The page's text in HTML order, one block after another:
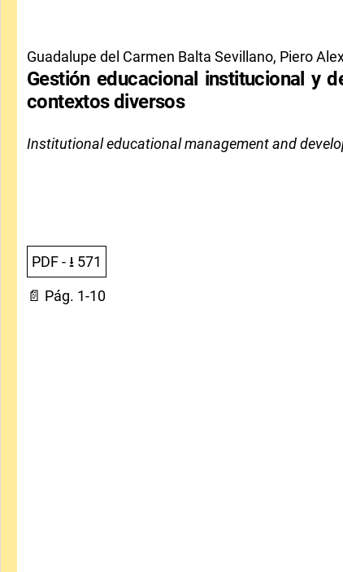
Guadalupe del Carmen Balta Sevillano, Piero
Gestión educacional institucional y
contextos diversos
Institutional educational management and
PDF- ⭳ 571
📄 Pág. 1-10